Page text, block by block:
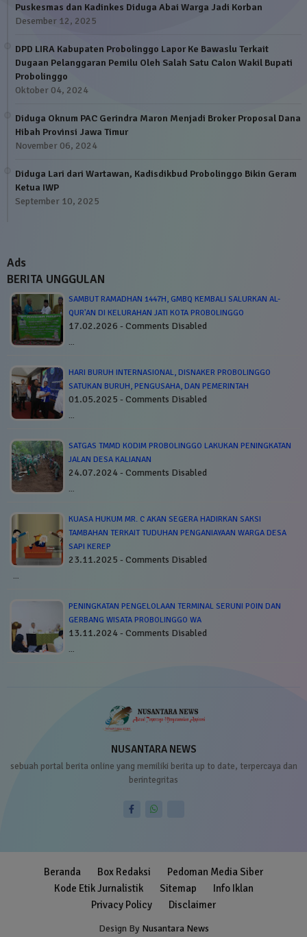
Puskesmas dan Kadinkes Diduga Abai Warga Jadi Korban
Desember 12, 2025
DPD LIRA Kabupaten Probolinggo Lapor Ke Bawaslu Terkait
Dugaan Pelanggaran Pemilu Oleh Salah Satu Calon Wakil Bupati
Probolinggo
Oktober 04, 2024
Diduga Oknum PAC Gerindra Maron Menjadi Broker Proposal Dana
Hibah Provinsi Jawa Timur
November 06, 2024
Diduga Lari dari Wartawan, Kadisdikbud Probolinggo Bikin Geram
Ketua IWP
September 10, 2025
Ads
BERITA UNGGULAN
SAMBUT RAMADHAN 1447H, GMBQ KEMBALI SALURKAN AL-
QUR'AN DI KELURAHAN JATI KOTA PROBOLINGGO
17.02.2026 - Comments Disabled
…
HARI BURUH INTERNASIONAL, DISNAKER PROBOLINGGO
SATUKAN BURUH, PENGUSAHA, DAN PEMERINTAH
01.05.2025 - Comments Disabled
…
SATGAS TMMD KODIM PROBOLINGGO LAKUKAN PENINGKATAN
JALAN DESA KALIANAN
24.07.2024 - Comments Disabled
…
KUASA HUKUM MR. C AKAN SEGERA HADIRKAN SAKSI
TAMBAHAN TERKAIT TUDUHAN PENGANIAYAAN WARGA DESA
SAPI KEREP
23.11.2025 - Comments Disabled
…
PENINGKATAN PENGELOLAAN TERMINAL SERUNI POIN DAN
GERBANG WISATA PROBOLINGGO WA
13.11.2024 - Comments Disabled
…
NUSANTARA NEWS
sebuah portal berita online yang memiliki berita up to date, terpercaya dan
berintegritas
Design By Nusantara News
Beranda Box Redaksi
Pedoman Media Siber
Kode Etik Jurnalistik
Sitemap
Info Iklan
Privacy Policy
Disclaimer